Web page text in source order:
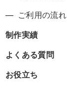
ご利用の流れ
制作実績
よくある質問
お役立ち